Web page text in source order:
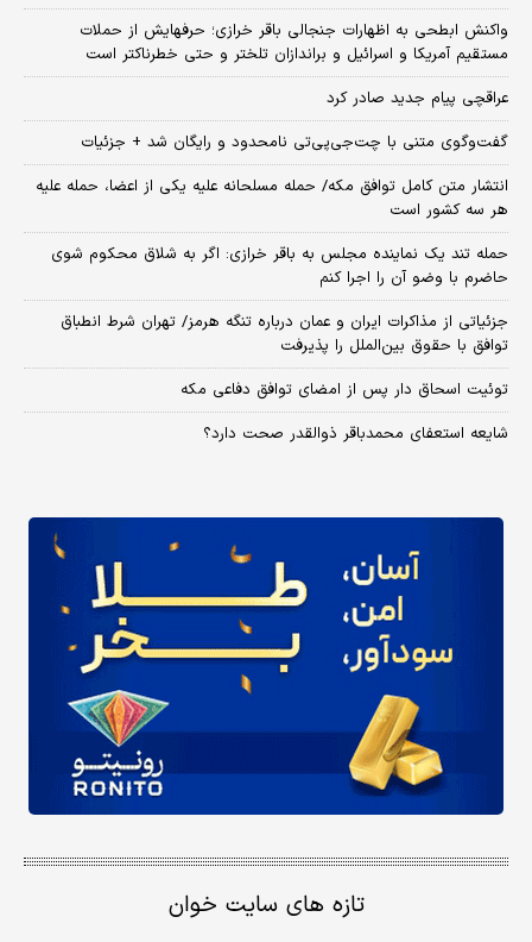
واکنش ابطحی به اظهارات جنجالی باقر خرازی؛ حرفهایش از حملات
مستقیم آمریکا و اسرائیل و براندازان تلختر و حتی خطرناکتر است
عراقچی پیام جدید صادر کرد
گفت‌وگوی متنی با چت‌جی‌پی‌تی نامحدود و رایگان شد + جزئیات
انتشار متن کامل توافق مکه/ حمله مسلحانه علیه یکی از اعضا، حمله علیه
هر سه کشور است
حمله تند یک نماینده مجلس به باقر خرازی: اگر به شلاق محکوم شوی
حاضرم با وضو آن را اجرا کنم
جزئیاتی از مذاکرات ایران و عمان درباره تنگه هرمز/ تهران شرط انطباق
توافق با حقوق بین‌الملل را پذیرفت
توئیت اسحاق دار پس از امضای توافق دفاعی مکه
شایعه استعفای محمدباقر ذوالقدر صحت دارد؟
تازه های سایت خوان